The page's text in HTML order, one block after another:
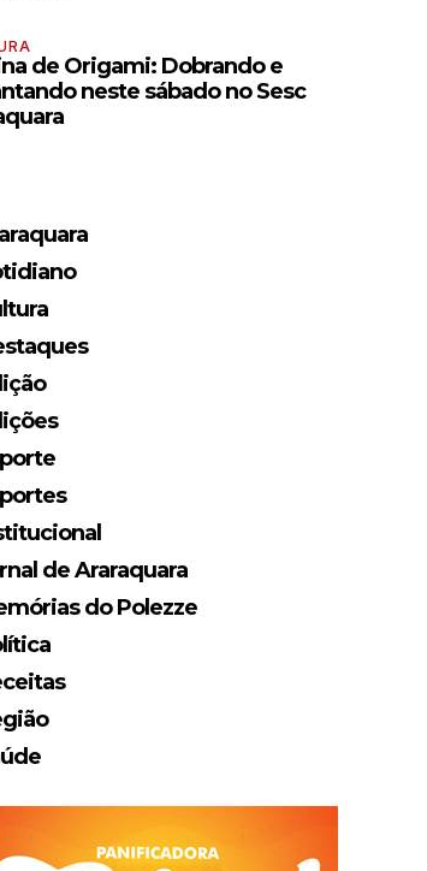
de Origami: Dobrando e
neste sábado no Sesc
de Araraquara
do Polezze